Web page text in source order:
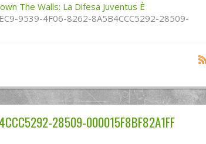
The Walls: La Difesa Juventus È
9539-4F06-8262-8A5B4CCC5292-28509-
28509-000015F8BF82A1FF